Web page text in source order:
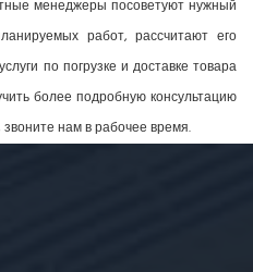
менеджеры посоветуют нужный
работ, рассчитают его
по погрузке и доставке товара
более подробную консультацию
нам в рабочее время.